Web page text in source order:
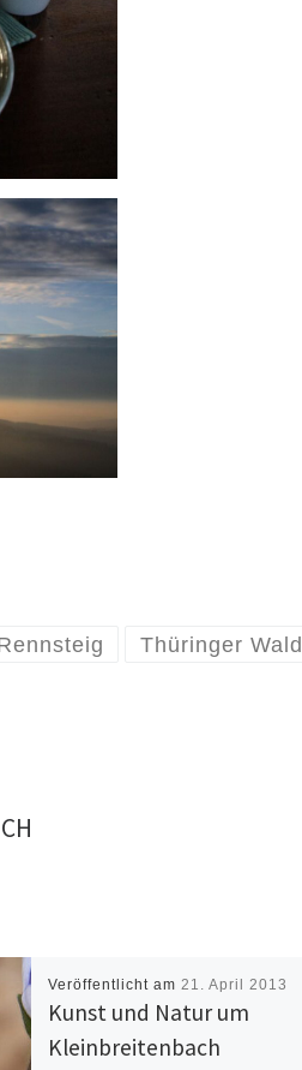
Thüringer Wald
Veröffentlicht am 21. April 2013
Kunst und Natur um
Kleinbreitenbach